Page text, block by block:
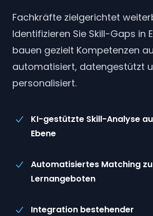
Fachkräfte zielgerichtet
Identifizieren Sie Skill-Gaps in
bauen gezielt Kompetenzen
automatisiert, datengestützt
personalisiert.
KI-gestützte Skill-Analyse
Ebene
Automatisiertes Matching
Lernangeboten
Integration bestehender